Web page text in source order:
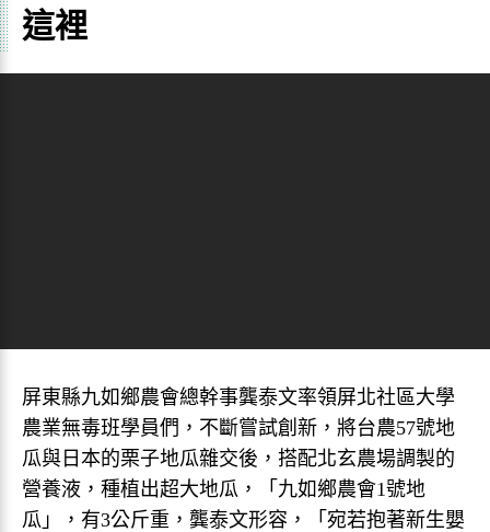
這裡
屏東縣九如鄉農會總幹事龔泰文率領屏北社區大學
農業無毒班學員們，不斷嘗試創新，將台農57號地
瓜與日本的栗子地瓜雜交後，搭配北玄農場調製的
營養液，種植出超大地瓜，「九如鄉農會1號地
瓜」，有3公斤重，龔泰文形容，「宛若抱著新生嬰